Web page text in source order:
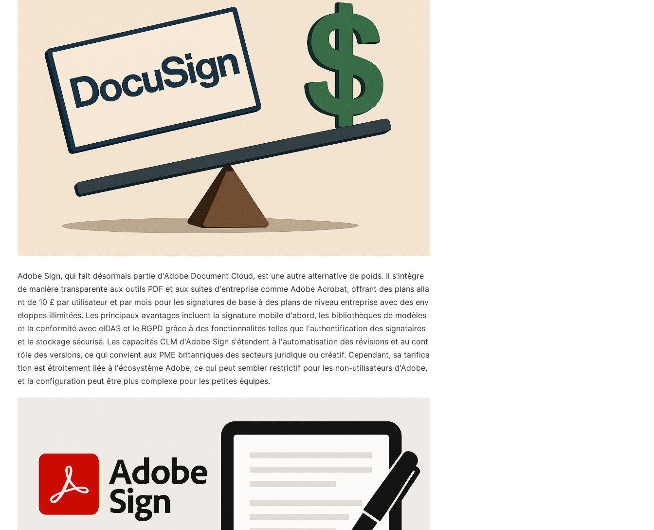
Adobe Sign, qui fait désormais partie d'Adobe Document Cloud, est une autre alternative de poids. Il s'intègre
de manière transparente aux outils PDF et aux suites d'entreprise comme Adobe Acrobat, offrant des plans alla
nt de 10 £ par utilisateur et par mois pour les signatures de base à des plans de niveau entreprise avec des env
eloppes illimitées. Les principaux avantages incluent la signature mobile d'abord, les bibliothèques de modèles
et la conformité avec eIDAS et le RGPD grâce à des fonctionnalités telles que l'authentification des signataires
et le stockage sécurisé. Les capacités CLM d'Adobe Sign s'étendent à l'automatisation des révisions et au cont
rôle des versions, ce qui convient aux PME britanniques des secteurs juridique ou créatif. Cependant, sa tarifica
tion est étroitement liée à l'écosystème Adobe, ce qui peut sembler restrictif pour les non-utilisateurs d'Adobe,
et la configuration peut être plus complexe pour les petites équipes.